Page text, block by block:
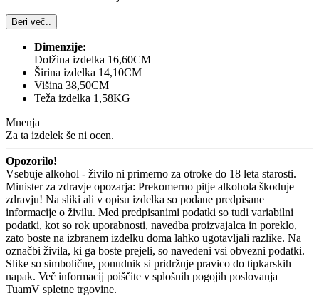
Beri več..
Dimenzije:
Dolžina izdelka 16,60CM
Širina izdelka 14,10CM
Višina 38,50CM
Teža izdelka 1,58KG
Mnenja
Za ta izdelek še ni ocen.
Opozorilo!
Vsebuje alkohol - živilo ni primerno za otroke do 18 leta starosti.
Minister za zdravje opozarja: Prekomerno pitje alkohola škoduje
zdravju! Na sliki ali v opisu izdelka so podane predpisane
informacije o živilu. Med predpisanimi podatki so tudi variabilni
podatki, kot so rok uporabnosti, navedba proizvajalca in poreklo,
zato boste na izbranem izdelku doma lahko ugotavljali razlike. Na
označbi živila, ki ga boste prejeli, so navedeni vsi obvezni podatki.
Slike so simbolične, ponudnik si pridržuje pravico do tipkarskih
napak. Več informacij poiščite v splošnih pogojih poslovanja
TuamV spletne trgovine.